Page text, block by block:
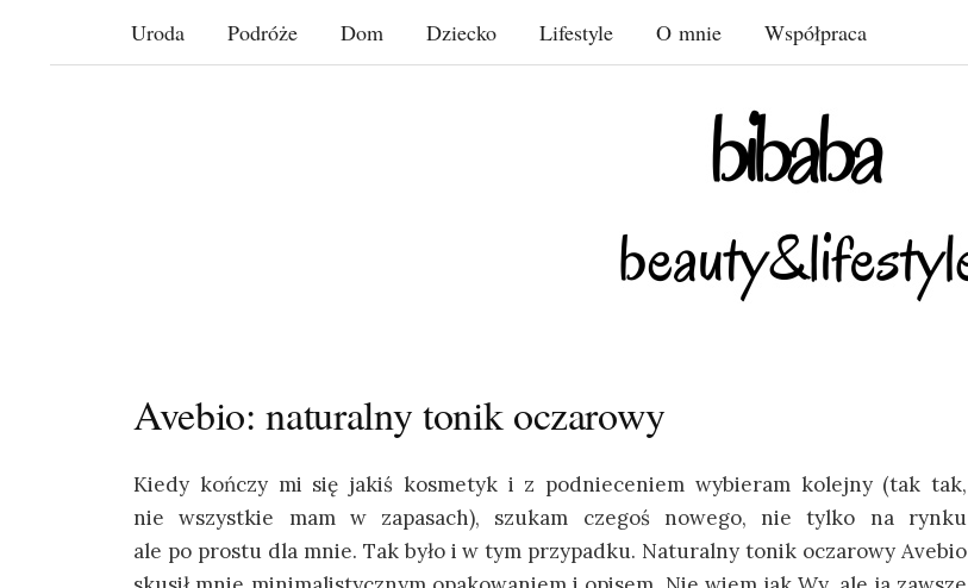
Uroda Podróże Dom Dziecko Lifestyle O mnie Współpraca
Avebio: naturalny tonik oczarowy
Kiedy kończy mi się jakiś kosmetyk i z podnieceniem wybieram kolejny (tak tak,
nie wszystkie mam w zapasach), szukam czegoś nowego, nie tylko na rynku
ale po prostu dla mnie. Tak było i w tym przypadku. Naturalny tonik oczarowy Avebio